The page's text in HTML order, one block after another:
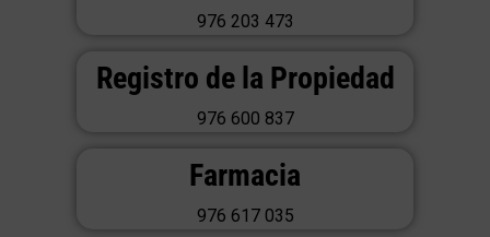
976 203 473
Registro de la Propiedad
976 600 837
Farmacia
976 617 035